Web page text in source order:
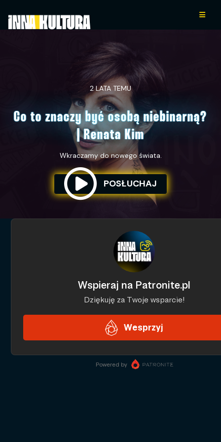
2 LATA TEMU
Co to znaczy być osobą niebinarną?
| Renata Kim
Wkraczamy do nowego świata.
POSŁUCHAJ